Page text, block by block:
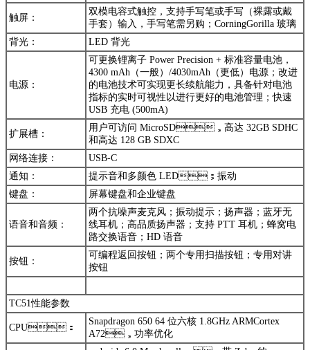
触屏：
双模电容式触控，支持手写笔或手写（裸露或戴
手套）输入，手写笔需另购；CorningGorilla 玻璃
背光：
LED 背光
电源：
可更换锂离子 Power Precision + 标准容量电池，
4300 mAh（一般）/4030mAh（更低）电源；改进
的电池技术可实现更长续航能力，具备针对电池
指标的实时可视性以进行更好的电池管理；快速
USB 充电 (500mA)
扩展槽：
用户可访问 MicroSD，高达 32GB SDHC
和高达 128 GB SDXC
网络连接：
USB-C
通知：
提示音和多颜色 LED；振动
键盘：
屏幕键盘和企业键盘
语音和音频：
两个抗噪声麦克风；振动提示；扬声器；蓝牙无
线耳机；高品质扬声器；支持 PTT 耳机；蜂窝电
路交换语音；HD 语音
按钮：
可编程返回按钮；两个专用扫描按钮；专用对讲
按钮
TC51性能参数
CPU：
Snapdragon 650 64 位六核 1.8GHz ARMCortex
A72，功率优化